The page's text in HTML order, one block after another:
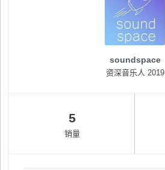
soundspace
资深音乐人 2019
5
销量